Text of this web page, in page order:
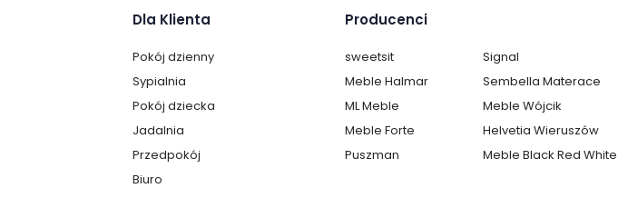
Dla Klienta
Pokój dzienny
Sypialnia
Pokój dziecka
Jadalnia
Przedpokój
Biuro
Producenci
sweetsit
Signal
Meble Halmar
Sembella Materace
ML Meble
Meble Wójcik
Meble Forte
Helvetia Wieruszów
Puszman
Meble Black Red White